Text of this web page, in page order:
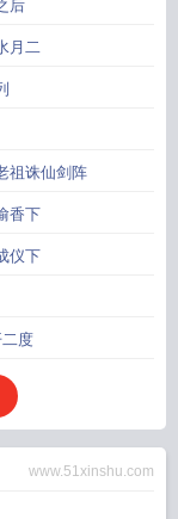
后
月二
祖诛仙剑阵
香下
仪下
度
www.51xinshu.com